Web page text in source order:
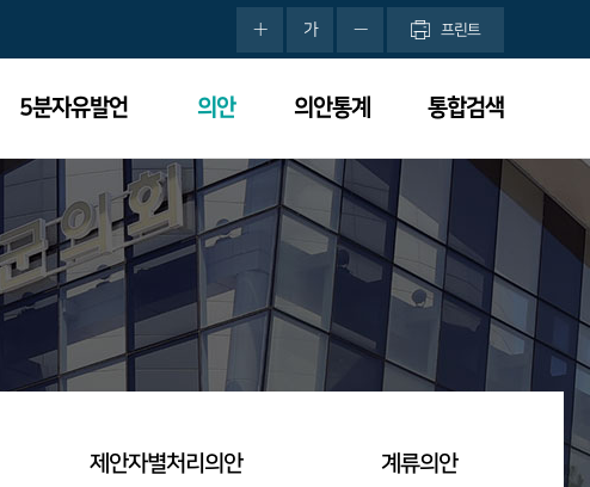
가 프린트
5분자유발언 의안 의안통계 통합검색
제안자별처리의안 계류의안